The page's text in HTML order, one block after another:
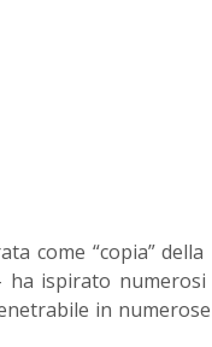
come “copia”
ha ispirato
in